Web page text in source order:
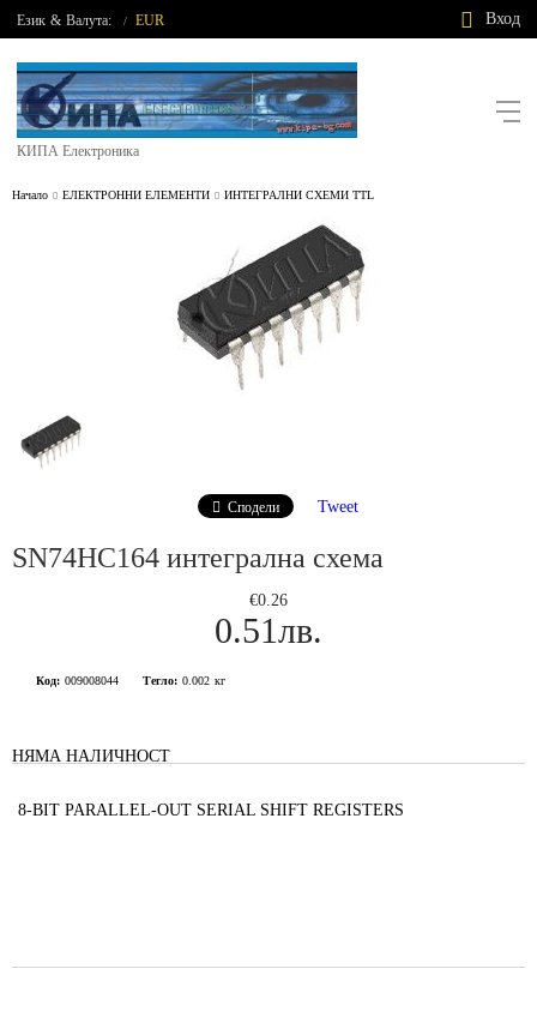
Език & Валута: / EUR Вход
КИПА Електроника
Начало ЕЛЕКТРОННИ ЕЛЕМЕНТИ ИНТЕГРАЛНИ СХЕМИ TTL
Сподели Tweet
SN74HC164 интегрална схема
€0.26
0.51лв.
Код: 009008044 Тегло: 0.002 кг
НЯМА НАЛИЧНОСТ
8-BIT PARALLEL-OUT SERIAL SHIFT REGISTERS